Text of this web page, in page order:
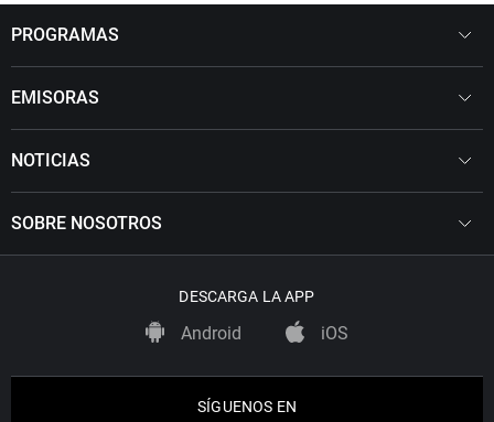
PROGRAMAS
EMISORAS
NOTICIAS
SOBRE NOSOTROS
DESCARGA LA APP
Android iOS
SÍGUENOS EN